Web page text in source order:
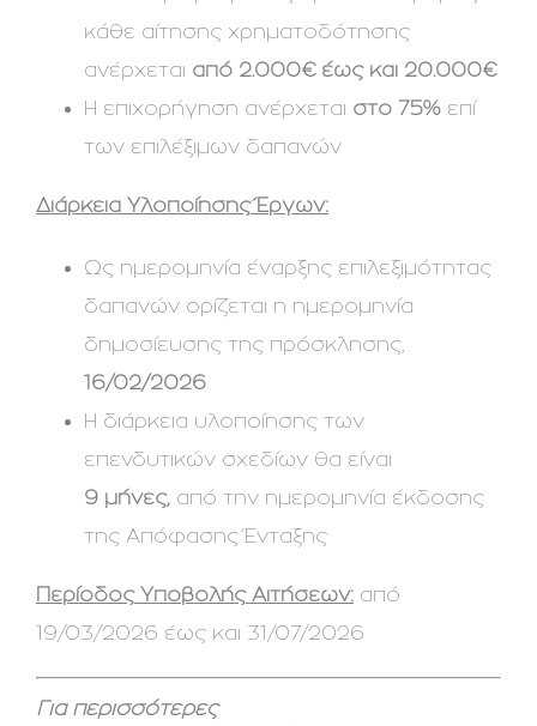
κάθε αίτησης χρηματοδότησης
ανέρχεται από 2.000€ έως και 20.000€
H επιχορήγηση ανέρχεται στο 75% επί
των επιλέξιμων δαπανών
Διάρκεια Υλοποίησης Έργων:
Ως ημερομηνία έναρξης επιλεξιμότητας
δαπανών ορίζεται η ημερομηνία
δημοσίευσης της πρόσκλησης,
16/02/2026
Η διάρκεια υλοποίησης των
επενδυτικών σχεδίων θα είναι
9 μήνες, από την ημερομηνία έκδοσης
της Απόφασης Ένταξης
Περίοδος Υποβολής Αιτήσεων: από
19/03/2026 έως και 31/07/2026
Για περισσότερες